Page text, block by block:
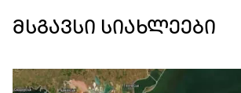
მსგავსი სიახლეები